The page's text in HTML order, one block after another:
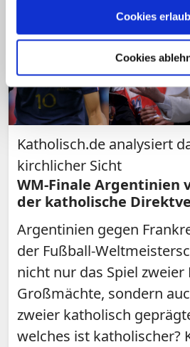
Cookies
Cookies
Katholisch.de analysiert
kirchlicher Sicht
WM-Finale Argentinien
der katholische
Argentinien gegen
der Fußball-
nicht nur das Spiel zweier
Großmächte, sondern
zweier katholisch
welches ist katholischer?